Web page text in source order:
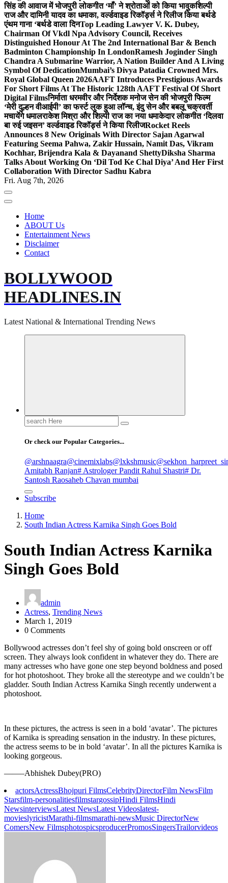
सिंह की आवाज में भोजपुरी लोकगीत ‘माँ’ ने श्रोताओं को किया भावुकशिल्पी
राज और दामिनी यादव का धमाका, वर्ल्डवाइड रिकॉर्ड्स ने रिलीज किया बर्थडे
एंथम गाना ‘बर्थडे वाला दिनTop Leading Lawyer V. K. Dubey,
Chairman Of Vkdl Npa Advisory Council, Receives
Distinguished Honour At The 2nd International Bar & Bench
Badminton Championship In LondonRamesh Joginder Singh
Chandra A Submarine Warrior, A Nation Builder And A Living
Symbol Of DedicationMumbai’s Divya Patadia Crowned Mrs.
Royal Global Queen 2026AAFT Introduces Prestigious Awards
For Short Films At The Historic 128th AAFT Festival Of Short
Digital Filmsनिर्माता धरमवीर और निर्देशक मनोज सेन की भोजपुरी फिल्म
‘मेरी दुल्हन वीआईपी’ का फर्स्ट लुक हुआ लॉन्च, इंदु सेन और बबलू चक्रवर्ती
मचायेंगे धमालराकेश मिश्रा और शिल्पी राज का नया धमाकेदार लोकगीत ‘दिलवा
बा रुई जइसन’ वर्ल्डवाइड रिकॉर्ड्स ने किया रिलीजRocket Reels
Announces 8 New Originals With Director Sajan Agarwal
Featuring Seema Pahwa, Zakir Hussain, Namit Das, Vikram
Kochhar, Brijendra Kala & Dayanand ShettyDiksha Sharma
Talks About Working On ‘Dil Tod Ke Chal Diya’ And Her First
Collaboration With Director Sadhu Kabra
Fri. Aug 7th, 2026
Home
ABOUT Us
Entertainment News
Disclaimer
Contact
BOLLYWOOD
HEADLINES.IN
Latest National & International Trending News
Search
for:
Or check our Popular Categories...
@arshnaagra@cinemixlabs@lxkshmusic
Amitabh Ranjan# Astrologer Pandit Rahul Shastri# Dr.
Santosh Raosaheb Chavan mumbai
Subscribe
Home
South Indian Actress Karnika Singh Goes Bold
South Indian Actress Karnika
Singh Goes Bold
admin
Actress, Trending News
March 1, 2019
0 Comments
Bollywood actresses don’t feel shy of going bold onscreen or off
screen. They always look confident in whatever they do. There are
many actresses who have gone one step beyond boldness and posed
for hot photoshoot. They broke all the stereotype and we couldn’t be
gladder. South Indian Actress Karnika Singh recently underwent a
photoshoot.
In these pictures, the actress is seen in a bold ‘avatar’. The pictures
of Karnika is spreading sensation in the industry. In these pictures,
the actress seems to be in bold ‘avatar’. In all the pictures Karnika is
looking gorgeous.
——–Abhishek Dubey(PRO)
actorsActressBhojpuri FilmsCelebrityDirectorFilm NewsFilm
Starsfilm-personalitiesfilmstargossipHindi FilmsHindi
NewsinterviewsLatest NewsLatest Videoslatest-
movieslyricistMarathi-filmsmarathi-newsMusic DirectorNew
ComersNew FilmsphotospicsproducerPromosSingersTrailorvideos